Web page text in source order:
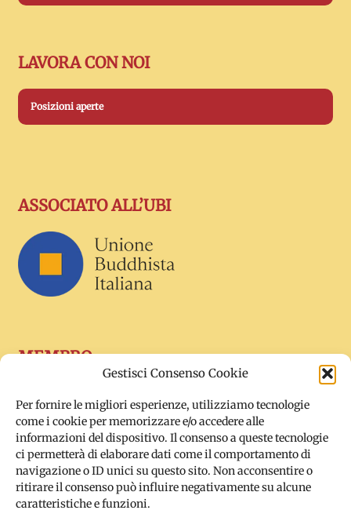
Gestisci Consenso Cookie
Per fornire le migliori esperienze, utilizziamo tecnologie
come i cookie per memorizzare e/o accedere alle
informazioni del dispositivo. Il consenso a queste tecnologie
ci permetterà di elaborare dati come il comportamento di
navigazione o ID unici su questo sito. Non acconsentire o
ritirare il consenso può influire negativamente su alcune
caratteristiche e funzioni.
LAVORA CON NOI
Posizioni aperte
ASSOCIATO ALL’UBI
MEMBRO